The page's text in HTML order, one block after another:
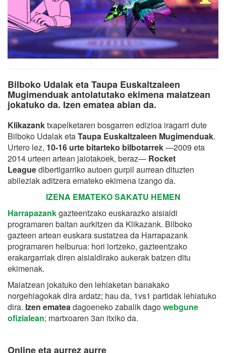
Bilboko Udalak eta Taupa Euskaltzaleen
Mugimenduak antolatutako ekimena maiatzean
jokatuko da. Izen ematea abian da.
Klikazanktxapelketaren bosgarren edizioa iragarri dute
Bilboko Udalak etaTaupa Euskaltzaleen Mugimenduak.
Urtero lez, 10-16 urte bitarteko bilbotarrek—2009 eta
2014 urteen artean jaiotakoek, beraz— Rocket
Leaguedibertigarriko autoen gurpil aurrean dituzten
abileziak aditzera emateko ekimena izango da.
IZENA EMATEKO SAKATU HEMEN
Harrapazankgazteentzako euskarazko aisialdi
programaren baitan aurkitzen da Klikazank. Bilboko
gazteen artean euskara sustatzea da Harrapazank
programaren helburua: hori lortzeko, gazteentzako
erakargarriak diren aisialdirako aukerak batzen ditu
ekimenak.
Maiatzean jokatuko den lehiaketan banakako
norgehiagokak dira ardatz; hau da, 1vs1 partidak lehiatuko
dira. Izen emateadagoeneko zabalik dagowebgune
ofizialean; martxoaren 3an itxiko da.
Online eta aurrez aurre